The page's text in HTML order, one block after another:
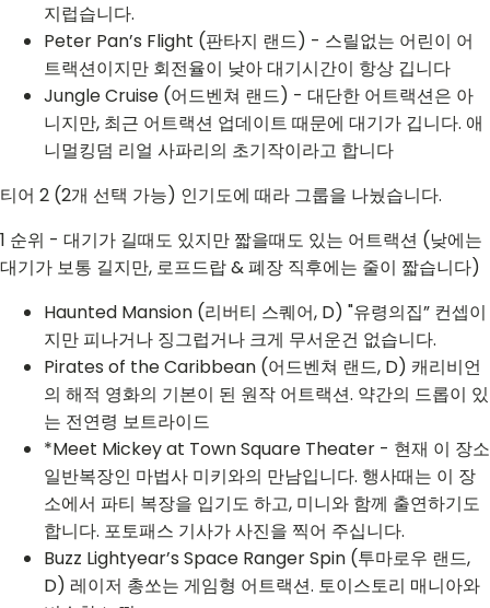
지럽습니다.
Peter Pan’s Flight (판타지 랜드) - 스릴없는 어린이 어
트랙션이지만 회전율이 낮아 대기시간이 항상 깁니다
Jungle Cruise (어드벤쳐 랜드) - 대단한 어트랙션은 아
니지만, 최근 어트랙션 업데이트 때문에 대기가 깁니다. 애
니멀킹덤 리얼 사파리의 초기작이라고 합니다
티어 2 (2개 선택 가능) 인기도에 때라 그룹을 나눴습니다.
1 순위 - 대기가 길때도 있지만 짧을때도 있는 어트랙션 (낮에는
대기가 보통 길지만, 로프드랍 & 폐장 직후에는 줄이 짧습니다)
Haunted Mansion (리버티 스퀘어, D) "유령의집” 컨셉이
지만 피나거나 징그럽거나 크게 무서운건 없습니다.
Pirates of the Caribbean (어드벤쳐 랜드, D) 캐리비언
의 해적 영화의 기본이 된 원작 어트랙션. 약간의 드롭이 있
는 전연령 보트라이드
*Meet Mickey at Town Square Theater - 현재 이 장소
일반복장인 마법사 미키와의 만남입니다. 행사때는 이 장
소에서 파티 복장을 입기도 하고, 미니와 함께 출연하기도
합니다. 포토패스 기사가 사진을 찍어 주십니다.
Buzz Lightyear’s Space Ranger Spin (투마로우 랜드,
D) 레이저 총쏘는 게임형 어트랙션. 토이스토리 매니아와